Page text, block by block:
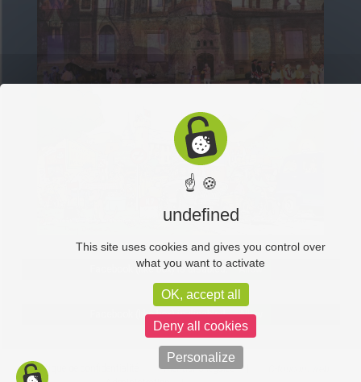
Facebook (like box) is disabled. Allow
Facebook (like box) is disabled. Allow
Politique de confidentialité Mentions légales
☝ 🍪
undefined
This site uses cookies and gives you control over
what you want to activate
OK, accept all
Deny all cookies
Personalize